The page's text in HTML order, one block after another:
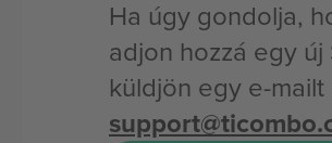
Ha úgy gondolja,
adjon hozzá egy
küldjön egy e-